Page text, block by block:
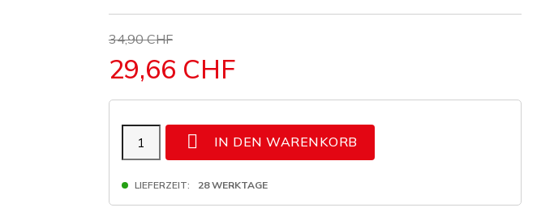
34,90 CHF
29,66 CHF
 IN DEN WARENKORB
LIEFERZEIT: 28 WERKTAGE